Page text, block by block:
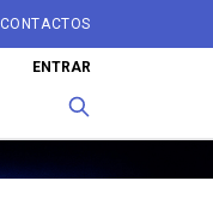
CONTACTOS
ENTRAR